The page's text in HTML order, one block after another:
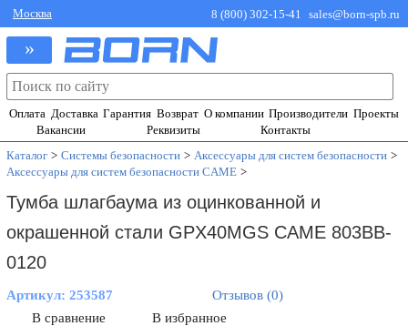
Москва 8 (800) 302-15-41 sales@born-spb.ru
»
Оплата Доставка Гарантия Возврат О компании Производители Проекты
Вакансии
Реквизиты
Контакты
Каталог > Системы безопасности > Аксессуары для систем безопасности >
Аксессуары для систем безопасности CAME >
Тумба шлагбаума из оцинкованной и
окрашенной стали GPX40MGS CAME 803BB-
0120
Артикул:253587
Отзывов (0)
В сравнение
В избранное